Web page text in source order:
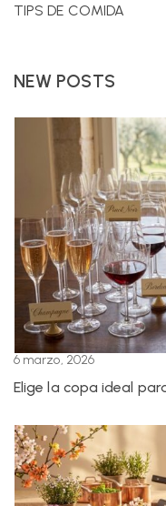
TIPS DE COMIDA
NEW POSTS
6 marzo, 2026
Elige la copa ideal